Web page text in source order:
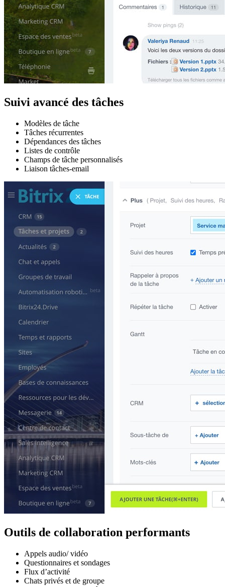
Suivi avancé des tâches
Modèles de tâche
Tâches récurrentes
Dépendances des tâches
Listes de contrôle
Champs de tâche personnalisés
Liaison tâches-email
Outils de collaboration performants
Appels audio/ vidéo
Questionnaires et sondages
Flux d’activité
Chats privés et de groupe